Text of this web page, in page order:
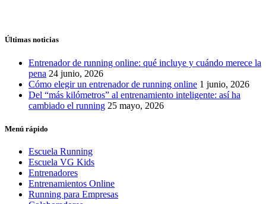
Últimas noticias
Entrenador de running online: qué incluye y cuándo merece la
pena 24 junio, 2026
Cómo elegir un entrenador de running online 1 junio, 2026
Del “más kilómetros” al entrenamiento inteligente: así ha
cambiado el running 25 mayo, 2026
Menú rápido
Escuela Running
Escuela VG Kids
Entrenadores
Entrenamientos Online
Running para Empresas